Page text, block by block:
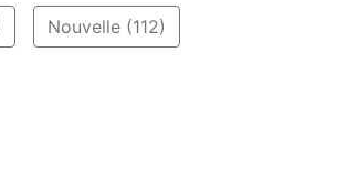
Nouvelle (112)